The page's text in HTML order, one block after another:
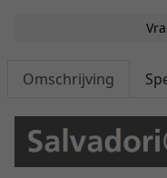
Omschrijving